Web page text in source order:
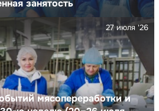
занятость
мясопереработки и
27 июля '26